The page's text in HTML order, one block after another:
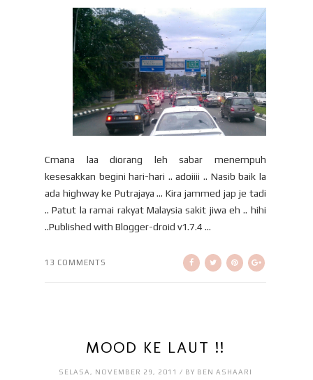
Cmana laa diorang leh sabar menempuh
kesesakkan begini hari-hari .. adoiiii .. Nasib baik la
ada highway ke Putrajaya ... Kira jammed jap je tadi
.. Patut la ramai rakyat Malaysia sakit jiwa eh .. hihi
..Published with Blogger-droid v1.7.4 ...
13 COMMENTS
MOOD KE LAUT !!
SELASA, NOVEMBER 29, 2011 / BY BEN ASHAARI